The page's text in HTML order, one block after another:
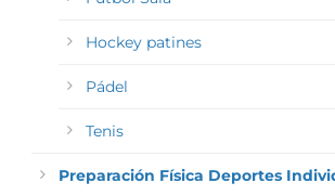
Hockey patines
Pádel
Tenis
Preparación Física Deportes